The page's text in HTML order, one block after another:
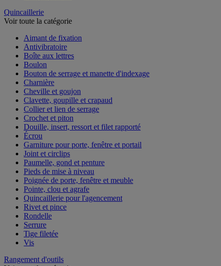
Quincaillerie
Voir toute la catégorie
Aimant de fixation
Antivibratoire
Boîte aux lettres
Boulon
Bouton de serrage et manette d'indexage
Charnière
Cheville et goujon
Clavette, goupille et crapaud
Collier et lien de serrage
Crochet et piton
Douille, insert, ressort et filet rapporté
Écrou
Garniture pour porte, fenêtre et portail
Joint et circlips
Paumelle, gond et penture
Pieds de mise à niveau
Poignée de porte, fenêtre et meuble
Pointe, clou et agrafe
Quincaillerie pour l'agencement
Rivet et pince
Rondelle
Serrure
Tige filetée
Vis
Rangement d'outils